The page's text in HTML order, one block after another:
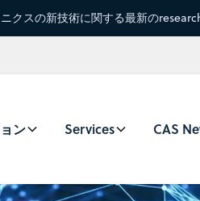
クスの新技術に関する最新の
ン Services CAS